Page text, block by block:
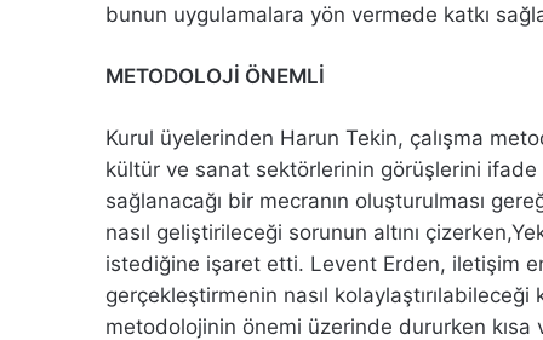
bunun uygulamalara yön vermede katkı
METODOLOJİ ÖNEMLİ
Kurul üyelerinden Harun Tekin, çalışma
kültür ve sanat sektörlerinin görüşlerini
sağlanacağı bir mecranın oluşturulması
nasıl geliştirileceği sorunun altını
istediğine işaret etti. Levent Erden, iletişim
gerçekleştirmenin nasıl
metodolojinin önemi üzerinde dururken